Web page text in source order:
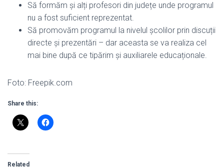
Să formăm și alți profesori din județe unde programul
nu a fost suficient reprezentat.
Să promovăm programul la nivelul școlilor prin discuții
directe și prezentări – dar aceasta se va realiza cel
mai bine după ce tipărim și auxiliarele educaționale.
Foto: Freepik.com
Share this:
Related